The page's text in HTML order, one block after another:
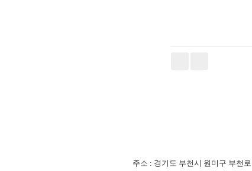
주소 : 경기도 부천시 원미구 부